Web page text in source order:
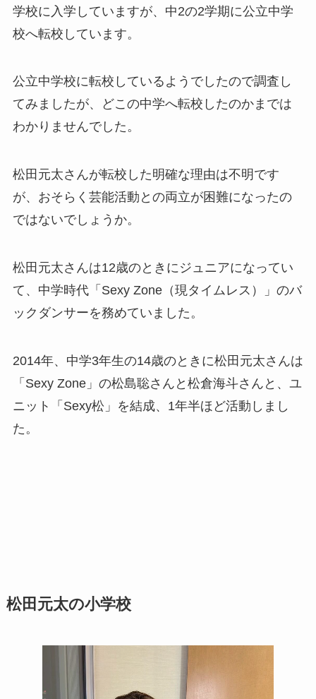
学校に入学していますが、中2の2学期に公立中学
校へ転校しています。
公立中学校に転校しているようでしたので調査し
てみましたが、どこの中学へ転校したのかまでは
わかりませんでした。
松田元太さんが転校した明確な理由は不明です
が、おそらく芸能活動との両立が困難になったの
ではないでしょうか。
松田元太さんは12歳のときにジュニアになってい
て、中学時代「Sexy Zone（現タイムレス）」のバ
ックダンサーを務めていました。
2014年、中学3年生の14歳のときに松田元太さんは
「Sexy Zone」の松島聡さんと松倉海斗さんと、ユ
ニット「Sexy松」を結成、1年半ほど活動しまし
た。
松田元太の小学校